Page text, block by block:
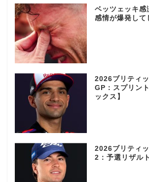
ベッツェッキ感
感情が爆発して
2026ブリティ
GP：スプリン
ックス】
2026ブリティ
2：予選リザルト